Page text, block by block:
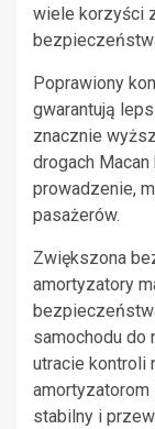
wiele korzyści
Poprawiony
gwarantują
znacznie
drogach Macan
prowadzenie,
pasażerów.
Zwiększona
amortyzatory
samochodu do
utracie kontroli
stabilny i